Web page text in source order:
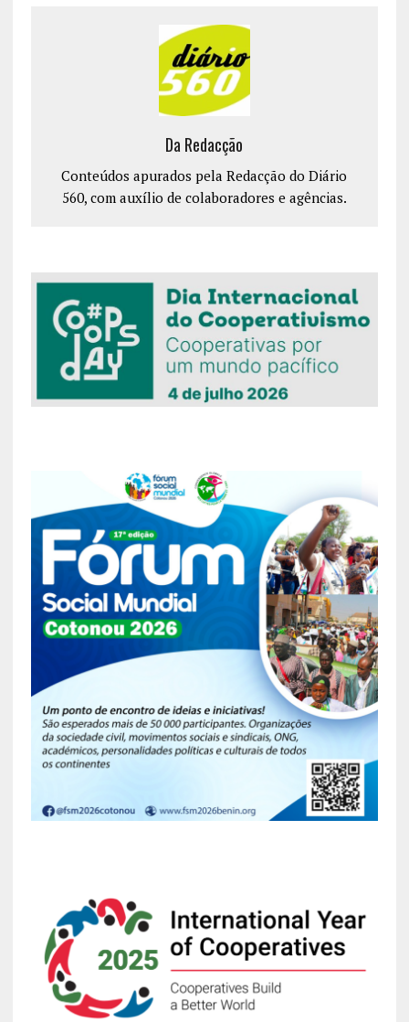
Da Redacção
Conteúdos apurados pela Redacção do Diário
560, com auxílio de colaboradores e agências.